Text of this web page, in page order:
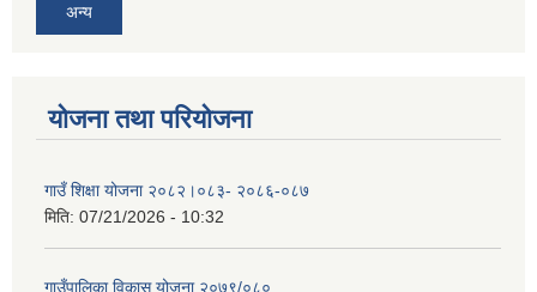
अन्य
योजना तथा परियोजना
गाउँ शिक्षा योजना २०८२।०८३- २०८६-०८७
मिति: 07/21/2026 - 10:32
गाउँपालिका विकास योजना २०७९/०८०